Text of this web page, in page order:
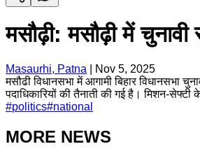
मसौढ़ी: मसौढ़ी में
Masaurhi, Patna
Nov 5, 2025
मसौढी विधानसभा में आगामी बिहार विधानसभा
पदाधिकारियों की तैनाती की गई है। मिशन-
#politics#national
MORE NEWS